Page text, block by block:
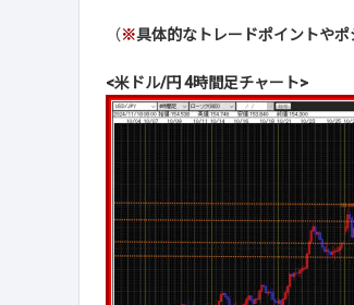
（※具体的なトレードポイントやポ
<米ドル/円 4時間足チャート>